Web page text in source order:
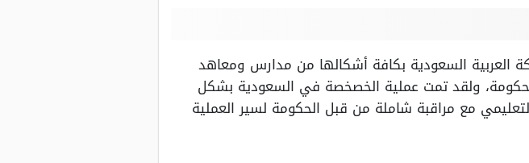
العربية السعودية بكافة أشكالها من مدارس ومعاهد
الحكومة، ولقد تمت عملية الخصخصة في السعودية بشكل
مع مراقبة شاملة من قبل الحكومة لسير العملية